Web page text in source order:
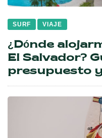
SURF VIAJE
¿Dónde
El Salvador?
presupuesto